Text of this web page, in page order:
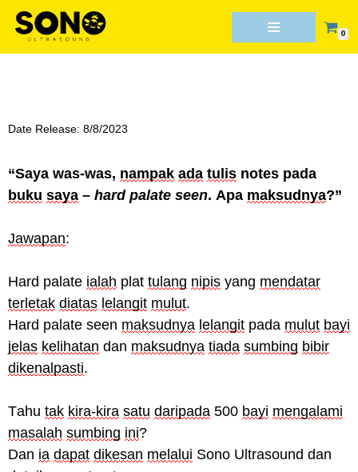
Skip
0
Date Release: 8/8/2023
“Saya was-was, nampak ada tulis notes pada
buku saya – hard palate seen. Apa maksudnya?”
Jawapan:
Hard palate ialah plat tulang nipis yang mendatar
terletak diatas lelangit mulut.
Hard palate seen maksudnya lelangit pada mulut bayi
jelas kelihatan dan maksudnya tiada sumbing bibir
dikenalpasti.
Tahu tak kira-kira satu daripada 500 bayi mengalami
masalah sumbing ini?
Dan ia dapat dikesan melalui Sono Ultrasound dan